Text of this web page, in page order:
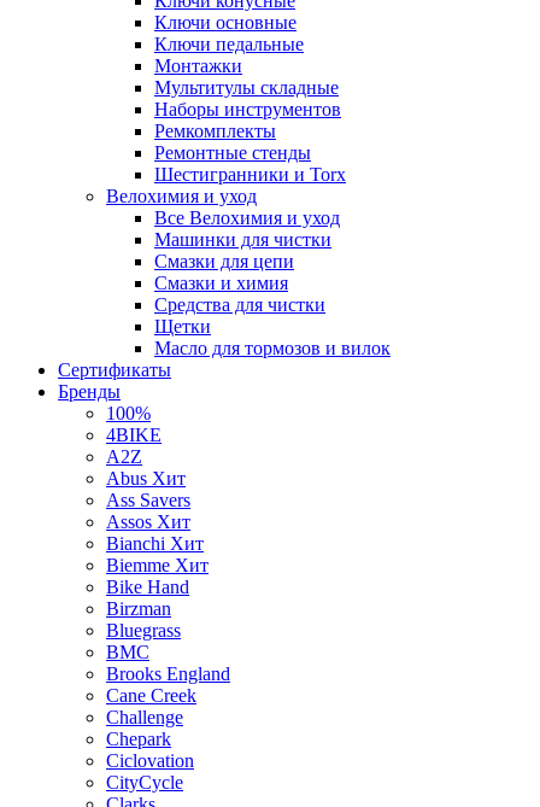
Ключи основные
Ключи педальные
Монтажки
Мультитулы складные
Наборы инструментов
Ремкомплекты
Ремонтные стенды
Шестигранники и Torx
Велохимия и уход
Все Велохимия и уход
Машинки для чистки
Смазки для цепи
Смазки и химия
Средства для чистки
Щетки
Масло для тормозов и вилок
Сертификаты
Бренды
100%
4BIKE
A2Z
Abus Хит
Ass Savers
Assos Хит
Bianchi Хит
Biemme Хит
Bike Hand
Birzman
Bluegrass
BMC
Brooks England
Cane Creek
Challenge
Chepark
Ciclovation
CityCycle